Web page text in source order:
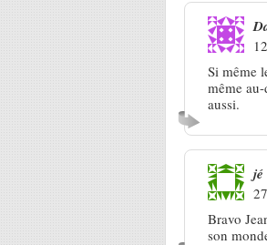
Si même
même
aussi.
jé
Bravo
son